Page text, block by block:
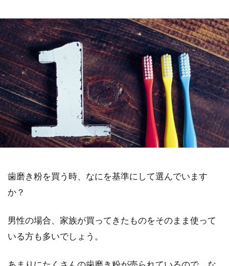
歯磨き粉を買う時、なにを基準にして選んでいます
か？
男性の場合、家族が買ってきたものをそのまま使って
いる方も多いでしょう。